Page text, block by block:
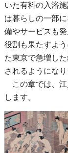
いた有料の入浴
は暮らしの一部
備やサービスも
役割も果たすよ
た東京で急増し
されるようにな
この章では、江
します。